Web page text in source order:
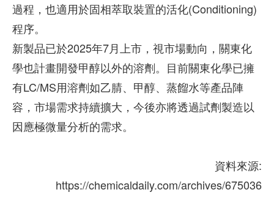
過程，也適用於固相萃取裝置的活化(Conditioning)
程序。
新製品已於2025年7月上市，視市場動向，關東化
學也計畫開發甲醇以外的溶劑。目前關東化學已擁
有LC/MS用溶劑如乙腈、甲醇、蒸餾水等產品陣
容，市場需求持續擴大，今後亦將透過試劑製造以
因應極微量分析的需求。
資料來源:
https://chemicaldaily.com/archives/675036